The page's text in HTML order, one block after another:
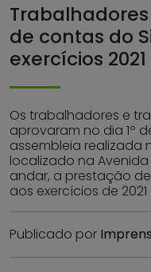
de contas do
exercícios 2021
Os trabalhadores e
aprovaram no dia 1º
assembleia realizada
localizado na Avenida
andar, a prestação
aos exercícios de 2021
Publicado por